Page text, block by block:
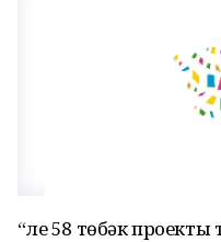
“Әле 58 төбәк